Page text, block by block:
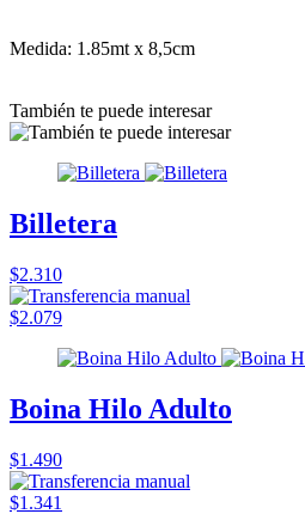
Medida: 1.85mt x 8,5cm
También te puede interesar
Billetera
$2.310
$2.079
Boina Hilo Adulto
$1.490
$1.341